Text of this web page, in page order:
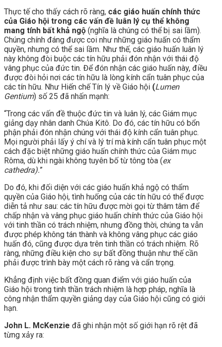
Thực tế cho thấy cách rõ ràng, các giáo huấn chính thức
của Giáo hội trong các vấn đề luân lý cụ thể không
mang tính bất khả ngộ (nghĩa là chúng có thể bị sai lầm).
Chúng chính đáng được coi như những giáo huấn có thẩm
quyền, nhưng có thể sai lầm. Như thế, các giáo huấn luân lý
này không đòi buộc các tín hữu phải đón nhận với thái độ
vâng phục của đức tin. Để đón nhận các giáo huấn này, điều
được đòi hỏi nơi các tín hữu là lòng kính cẩn tuân phục của
các tín hữu. Như Hiến chế Tín lý về Giáo hội (Lumen
Gentium) số 25 đã nhấn mạnh:
“Trong các vấn đề thuộc đức tin và luân lý, các Giám mục
giảng dạy nhân danh Chúa Kitô. Do đó, các tín hữu có bổn
phận phải đón nhận chúng với thái độ kính cẩn tuân phục.
Mọi người phải lấy ý chí và lý trí mà kính cẩn tuân phục một
cách đặc biệt những giáo huấn chính thức của Giám mục
Rôma, dù khi ngài không tuyên bố từ tông tòa (ex
cathedra).”
Do đó, khi đối diện với các giáo huấn khả ngộ có thẩm
quyền của Giáo hội, tình huống của các tín hữu có thể được
diễn tả như sau: các tín hữu được mời gọi từ thâm tâm để
chấp nhận và vâng phục giáo huấn chính thức của Giáo hội
với tinh thần có trách nhiệm, nhưng đồng thời, chúng ta vẫn
được phép không tán thành và không vâng phục các giáo
huấn đó, cũng được dựa trên tinh thần có trách nhiệm. Rõ
ràng, những điều kiện cho sự bất đồng thuận như thế cần
phải được trình bày một cách rõ ràng và cẩn trọng.
Khẳng định việc bất đồng quan điểm với giáo huấn của
Giáo hội trong tinh thần trách nhiệm là hợp pháp, nghĩa là
công nhận thẩm quyền giảng dạy của Giáo hội cũng có giới
hạn.
John L. McKenzie đã ghi nhận một số giới hạn rõ rệt đã
từng xảy ra: